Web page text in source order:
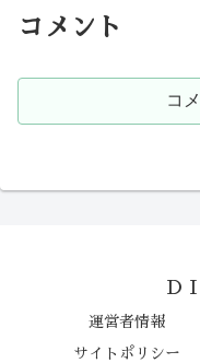
コメント
コ
Ｄ
運営者情報
サイトポリシー